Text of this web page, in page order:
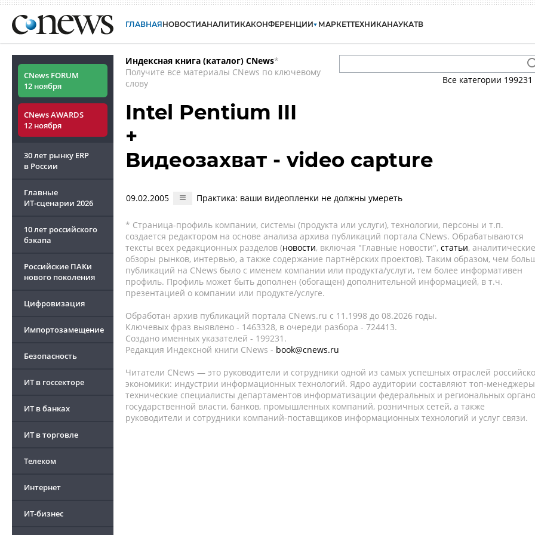
ГЛАВНАЯНОВОСТИАНАЛИТИКАКОНФЕРЕНЦИИ МАРКЕТТЕХНИКАНАУКАТВ
CNews FORUM
12 ноября
CNews AWARDS
12 ноября
30 лет рынку ERP
в России
Главные
ИТ-сценарии 2026
10 лет российского
бэкапа
Российские ПАКи
нового поколения
Цифровизация
Импортозамещение
Безопасность
ИТ в госсекторе
ИТ в банках
ИТ в торговле
Телеком
Интернет
ИТ-бизнес
Индексная книга (каталог) CNews*
Получите все материалы CNews по ключевому
слову
Все категории 199231
Intel Pentium III
+
Видеозахват - video capture
09.02.2005 Практика: ваши видеопленки не должны умереть
* Страница-профиль компании, системы (продукта или услуги), технологии, персоны и т.п.
создается редактором на основе анализа архива публикаций портала CNews. Обрабатываются
тексты всех редакционных разделов (новости, включая "Главные новости", статьи, аналитические
обзоры рынков, интервью, а также содержание партнёрских проектов). Таким образом, чем
публикаций на CNews было с именем компании или продукта/услуги, тем более информативен
профиль. Профиль может быть дополнен (обогащен) дополнительной информацией, в т.ч.
презентацией о компании или продукте/услуге.
Обработан архив публикаций портала CNews.ru c 11.1998 до 08.2026 годы.
Ключевых фраз выявлено - 1463328, в очереди разбора - 724413.
Создано именных указателей - 199231.
Редакция Индексной книги CNews - book@cnews.ru
Читатели CNews — это руководители и сотрудники одной из самых успешных отраслей
экономики: индустрии информационных технологий. Ядро аудитории составляют топ-
технические специалисты департаментов информатизации федеральных и региональных
государственной власти, банков, промышленных компаний, розничных сетей, а также
руководители и сотрудники компаний-поставщиков информационных технологий и услуг связи.